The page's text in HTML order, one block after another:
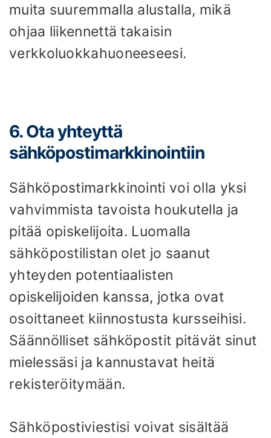
muita suuremmalla alustalla, mikä
ohjaa liikennettä takaisin
verkkoluokkahuoneeseesi.
6. Ota yhteyttä
sähköpostimarkkinointiin
Sähköpostimarkkinointi voi olla yksi
vahvimmista tavoista houkutella ja
pitää opiskelijoita. Luomalla
sähköpostilistan olet jo saanut
yhteyden potentiaalisten
opiskelijoiden kanssa, jotka ovat
osoittaneet kiinnostusta kursseihisi.
Säännölliset sähköpostit pitävät sinut
mielessäsi ja kannustavat heitä
rekisteröitymään.
Sähköpostiviestisi voivat sisältää